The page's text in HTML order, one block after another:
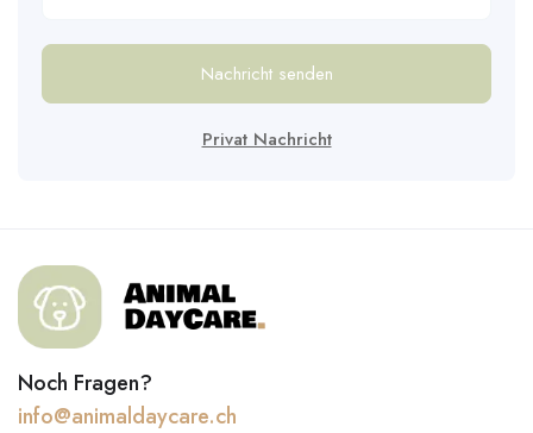
Nachricht senden
Privat Nachricht
Noch Fragen?
info@animaldaycare.ch